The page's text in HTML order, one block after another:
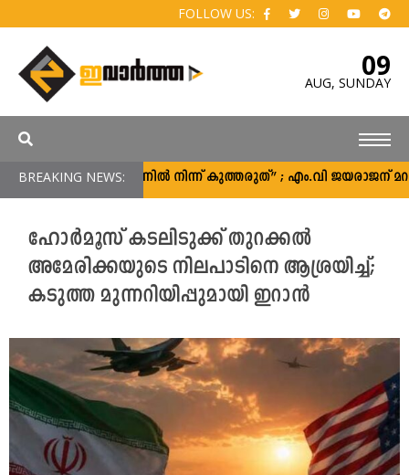
FOLLOW US:
09
AUG, SUNDAY
BREAKING NEWS:
നിന്ന് കുത്തരുത്” ; എം.വി ജയരാജന് മറുപടിയുമായി
ഹോർമൂസ് കടലിടുക്ക് തുറക്കൽ
അമേരിക്കയുടെ നിലപാടിനെ ആശ്രയിച്ച്;
കടുത്ത മുന്നറിയിപ്പുമായി ഇറാൻ